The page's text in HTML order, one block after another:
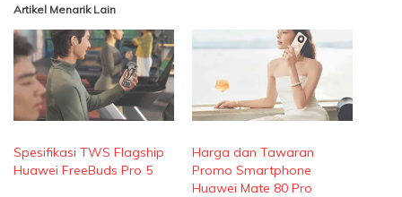
Artikel Menarik Lain
Spesifikasi TWS Flagship
Huawei FreeBuds Pro 5
Harga dan Tawaran
Promo Smartphone
Huawei Mate 80 Pro